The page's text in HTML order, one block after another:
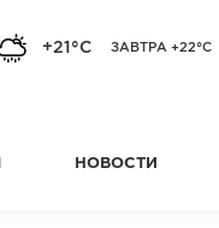
+21°C ЗАВТРА +22°C
НОВОСТИ